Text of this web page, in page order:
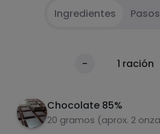
Ingredientes Pasos
- 1 ración
Chocolate 85%
20 gramos (aprox. 2
Derretimos el chocolate
2 Vertemos una capa de
molde de magdalena,
cacahuete y el coco. Y